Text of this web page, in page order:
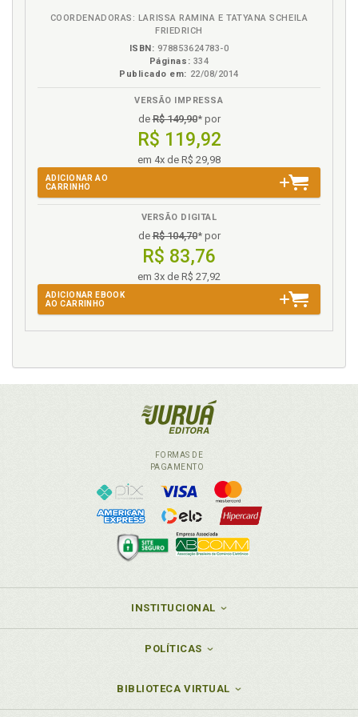
Resolução Conama 20/86. Água. Classificação.
Quanto ao uso predominante (conforme Resolução
Responsabilidade civil ambiental., p. 65
Rios. Poluição dos rios, p. 58
Soluções técnicas encontradas no Brasil e no mundo
para conter a escassez da água doce, p. 125
Tipos de poluição, p. 56
Tratamento da água. Evolução legislativa no
tratamento da água, p. 75
U
Universo. Formação do Universo e do Planeta Terra,
COORDENADORAS: LARISSA RAMINA E TATYANA SCHEILA
FRIEDRICH
ISBN: 978853624783-0
Páginas: 334
Publicado em: 22/08/2014
VERSÃO IMPRESSA
deR$ 149,90* por
R$ 119,92
em 4x de R$ 29,98
ADICIONAR AO
CARRINHO
VERSÃO DIGITAL
deR$ 104,70* por
R$ 83,76
em 3x de R$ 27,92
ADICIONAR EBOOK
AO CARRINHO
FORMAS DE
PAGAMENTO
INSTITUCIONAL
POLÍTICAS
BIBLIOTECA VIRTUAL